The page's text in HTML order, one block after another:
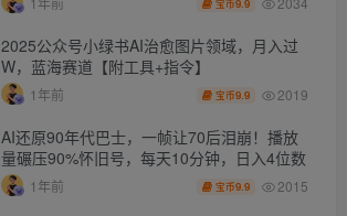
宝币
2025公众号小绿书AI治愈图片领域，月入过
W，蓝海赛道【附工具+指令】
1年前 宝币9.9 2019
AI还原90年代巴士，一帧让70后泪崩！播放
量碾压90%怀旧号，每天10分钟，日入4位数
1年前 宝币9.9 2015